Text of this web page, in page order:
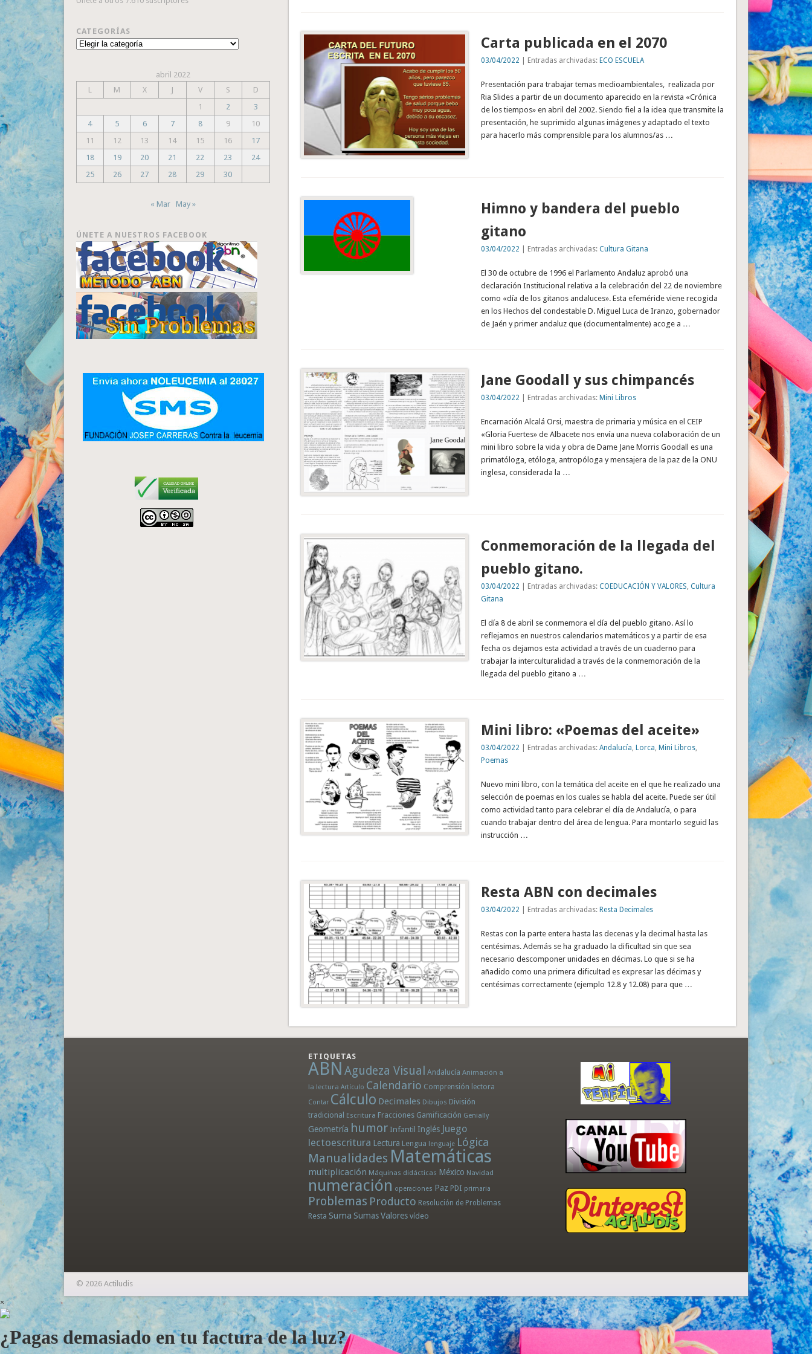
Carta publicada en el 2070
03/04/2022 | Entradas archivadas: ECO ESCUELA
Presentación para trabajar temas medioambientales, realizada por
Ria Slides a partir de un documento aparecido en la revista «Crónica
de los tiempos» en abril del 2002. Siendo fiel a la idea que transmite la
presentación, he suprimido algunas imágenes y adaptado el texto
para hacerlo más comprensible para los alumnos/as …
Himno y bandera del pueblo
gitano
03/04/2022 | Entradas archivadas: Cultura Gitana
El 30 de octubre de 1996 el Parlamento Andaluz aprobó una
declaración Institucional relativa a la celebración del 22 de noviembre
como «día de los gitanos andaluces». Esta efeméride viene recogida
en los Hechos del condestable D. Miguel Luca de Iranzo, gobernador
de Jaén y primer andaluz que (documentalmente) acoge a …
Jane Goodall y sus chimpancés
03/04/2022 | Entradas archivadas: Mini Libros
Encarnación Alcalá Orsi, maestra de primaria y música en el CEIP
«Gloria Fuertes» de Albacete nos envía una nueva colaboración de un
mini libro sobre la vida y obra de Dame Jane Morris Goodall es una
primatóloga, etóloga, antropóloga y mensajera de la paz de la ONU
inglesa, considerada la …
Conmemoración de la llegada del
pueblo gitano.
03/04/2022 | Entradas archivadas: COEDUCACIÓN Y VALORES, Cultura
Gitana
El día 8 de abril se conmemora el día del pueblo gitano. Así lo
reflejamos en nuestros calendarios matemáticos y a partir de esa
fecha os dejamos esta actividad a través de un cuaderno para
trabajar la interculturalidad a través de la conmemoración de la
llegada del pueblo gitano a …
Mini libro: «Poemas del aceite»
03/04/2022 | Entradas archivadas: Andalucía, Lorca, Mini Libros,
Poemas
Nuevo mini libro, con la temática del aceite en el que he realizado una
selección de poemas en los cuales se habla del aceite. Puede ser útil
como actividad tanto para celebrar el día de Andalucía, o para
cuando trabajar dentro del área de lengua. Para montarlo seguid las
instrucción …
Resta ABN con decimales
03/04/2022 | Entradas archivadas: Resta Decimales
Restas con la parte entera hasta las decenas y la decimal hasta las
centésimas. Además se ha graduado la dificultad sin que sea
necesario descomponer unidades en décimas. Lo que si se ha
añadido como una primera dificultad es expresar las décimas y
centésimas correctamente (ejemplo 12.8 y 12.08) para que …
CATEGORÍAS
Categorías
abril 2022
L
M X J V S
D
1
2
3
4
5 6 7 8 9
10
11
12 13 14 15 16
17
18
19 20 21 22 23
24
25
26 27 28 29 30
« Mar May »
ÚNETE A NUESTROS FACEBOOK
ETIQUETAS
ABN Agudeza Visual Andalucía Animación a
la lectura Artículo Calendario Comprensión lectora
Contar Cálculo Decimales Dibujos División
tradicional Escritura Fracciones Gamificación Genially
Geometría humor Infantil Inglés Juego
lectoescritura Lectura Lengua lenguaje Lógica
Manualidades Matemáticas
multiplicación Máquinas didácticas México Navidad
numeración operaciones Paz PDI primaria
Problemas Producto Resolución de Problemas
Resta Suma SumasValores vídeo
© 2026 Actiludis
×
¿Pagas demasiado en tu factura de la luz?